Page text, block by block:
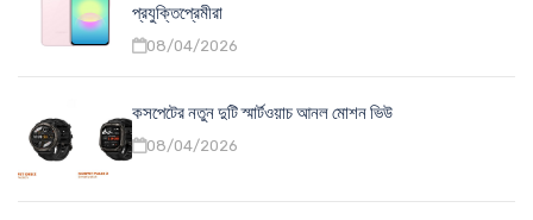
প্রযুক্তিপ্রেমীরা
08/04/2026
কসপেটের নতুন দুটি স্মার্টওয়াচ আনল মোশন ভিউ
08/04/2026